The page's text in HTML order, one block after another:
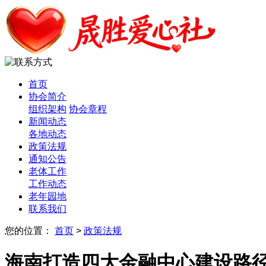
首页
协会简介
组织架构 协会章程
新闻动态
各地动态
政策法规
通知公告
老体工作
工作动态
老年园地
联系我们
您的位置： 首页 > 政策法规